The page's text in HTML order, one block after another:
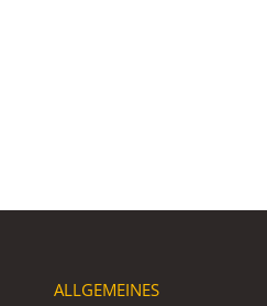
ALLGEMEINES